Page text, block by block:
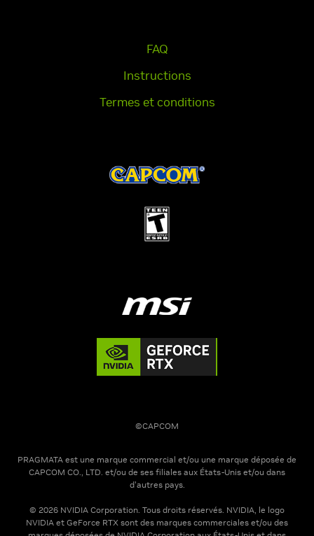
FAQ
Instructions
Termes et conditions
©CAPCOM
PRAGMATA est une marque commercial et/ou une marque déposée de
CAPCOM CO., LTD. et/ou de ses filiales aux États-Unis et/ou dans
d'autres pays.
© 2026 NVIDIA Corporation. Tous droits réservés. NVIDIA, le logo
NVIDIA et GeForce RTX sont des marques commerciales et/ou des